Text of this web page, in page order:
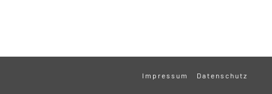
Impressum Datenschutz